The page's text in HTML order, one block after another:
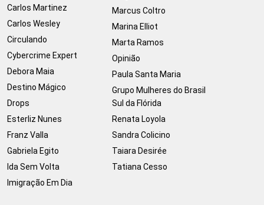
Carlos Martinez
Carlos Wesley
Circulando
Cybercrime Expert
Debora Maia
Destino Mágico
Drops
Esterliz Nunes
Franz Valla
Gabriela Egito
Ida Sem Volta
Imigração Em Dia
Marcus Coltro
Marina Elliot
Marta Ramos
Opinião
Paula Santa Maria
Grupo Mulheres do Brasil
Sul da Flórida
Renata Loyola
Sandra Colicino
Taiara Desirée
Tatiana Cesso